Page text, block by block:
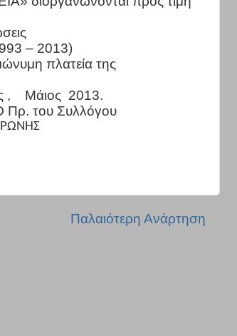
– 2013)
πλατεία της
,
Μάιος 2013.
Πρ. του Συλλόγου
Παλαιότερη Ανάρτηση